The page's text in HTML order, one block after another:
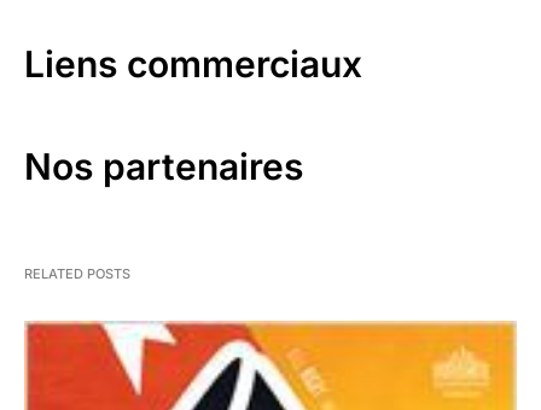
Liens commerciaux
Nos partenaires
RELATED POSTS